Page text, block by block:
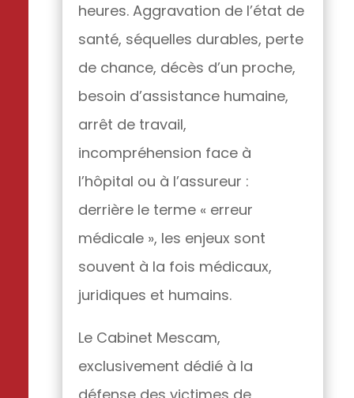
heures. Aggravation de l’état de
santé, séquelles durables, perte
de chance, décès d’un proche,
besoin d’assistance humaine,
arrêt de travail,
incompréhension face à
l’hôpital ou à l’assureur :
derrière le terme « erreur
médicale », les enjeux sont
souvent à la fois médicaux,
juridiques et humains.
Le Cabinet Mescam,
exclusivement dédié à la